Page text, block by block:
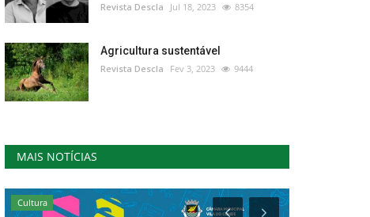
Revista Descla Jul 18, 2023 8354
Agricultura sustentável
Revista Descla Fev 3, 2023 9444
MAIS NOTÍCIAS
Cultura